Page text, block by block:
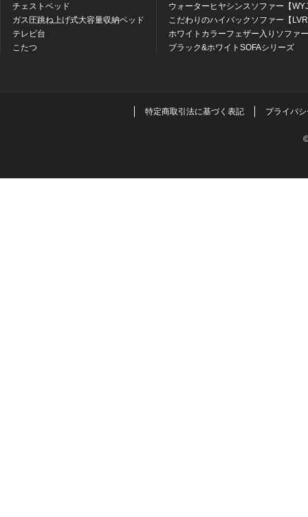
チェストベッド
ガス圧跳ね上げ式大容量収納ベッド
テレビ台
こたつ
ウォーターヒヤシンスソファー【
こだわりのハイバックソファー【
ホワイトカラーフェザー入りソファ
ブラック&ホワイトSOFAシリーズ
特定商取引法に基づく表記 プライバ